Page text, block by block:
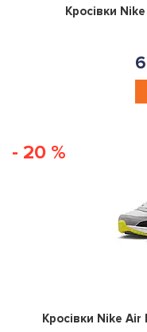
Кросівки
- 20 %
Кросівки Nike